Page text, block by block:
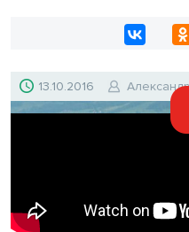
13.10.2016